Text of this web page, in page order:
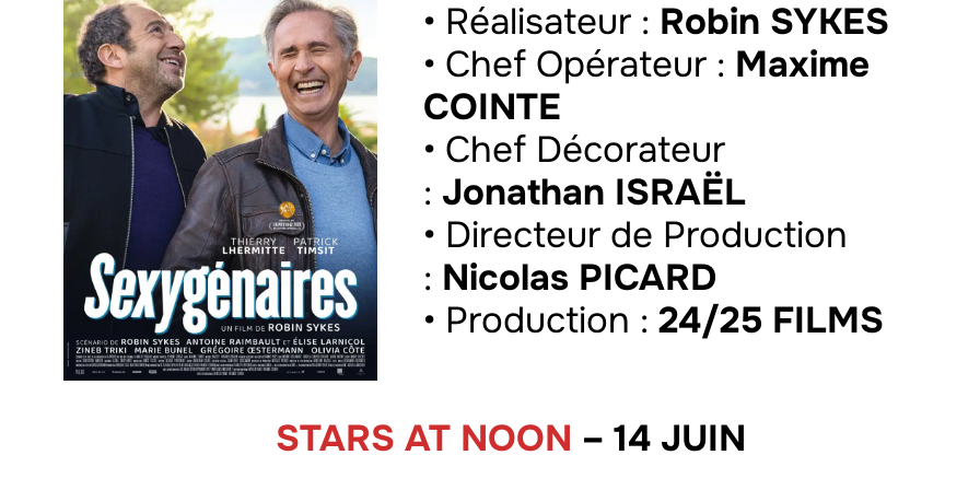
• Réalisateur : Robin SYKES
• Chef Opérateur : Maxime
COINTE
• Chef Décorateur
: Jonathan ISRAËL
• Directeur de Production
: Nicolas PICARD
• Production :24/25 FILMS
STARS AT NOON – 14 JUIN